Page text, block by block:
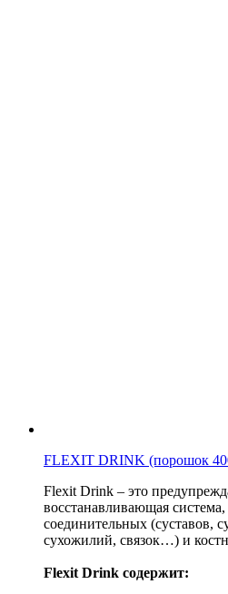
FLEXIT DRINK (порошок
Flexit Drink – это
восстанавливающая
соединительных (суставов,
сухожилий, связок…) и
Flexit Drink содержит: